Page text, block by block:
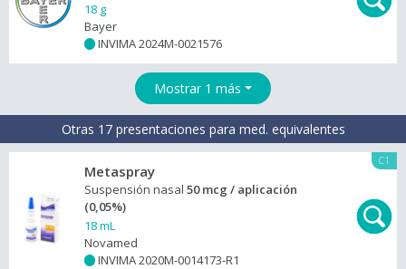
18 g
Bayer
INVIMA 2024M-0021576
Mostrar 1 más
Otras 17 presentaciones para med. equivalentes
C1
Metaspray
Suspensión nasal 50 mcg / aplicación
(0,05%)
18 mL
Novamed
INVIMA 2020M-0014173-R1